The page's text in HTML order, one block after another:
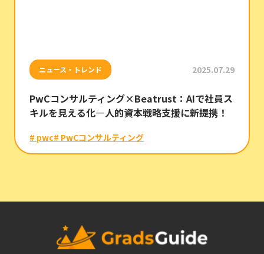
ニュース・トレンド 2025.07.29
PwCコンサルティング×Beatrust：AIで社員ス
キルを見える化―人的資本戦略支援に新提携！
# pwc# PwCコンサルティング